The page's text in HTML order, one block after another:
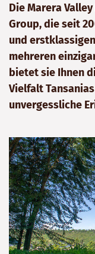
Die Marera
Group, die seit
und
mehreren
bietet sie Ihnen
Vielfalt
unvergessliche